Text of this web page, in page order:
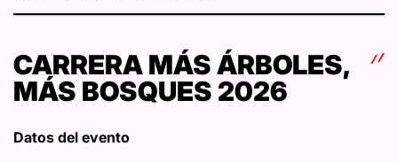
CARRERA MÁS ÁRBOLES,
MÁS BOSQUES 2026
Datos del evento